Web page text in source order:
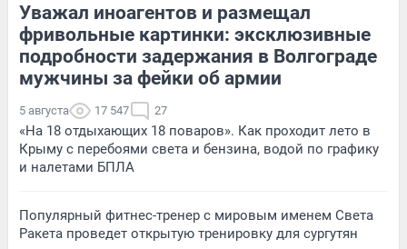
Уважал иноагентов и размещал
фривольные картинки: эксклюзивные
подробности задержания в Волгограде
мужчины за фейки об армии
5 августа 17 547 27
«На 18 отдыхающих 18 поваров». Как проходит лето в
Крыму с перебоями света и бензина, водой по графику
и налетами БПЛА
Популярный фитнес-тренер с мировым именем Света
Ракета проведет открытую тренировку для сургутян